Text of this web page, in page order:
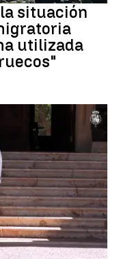
situación
utilizada